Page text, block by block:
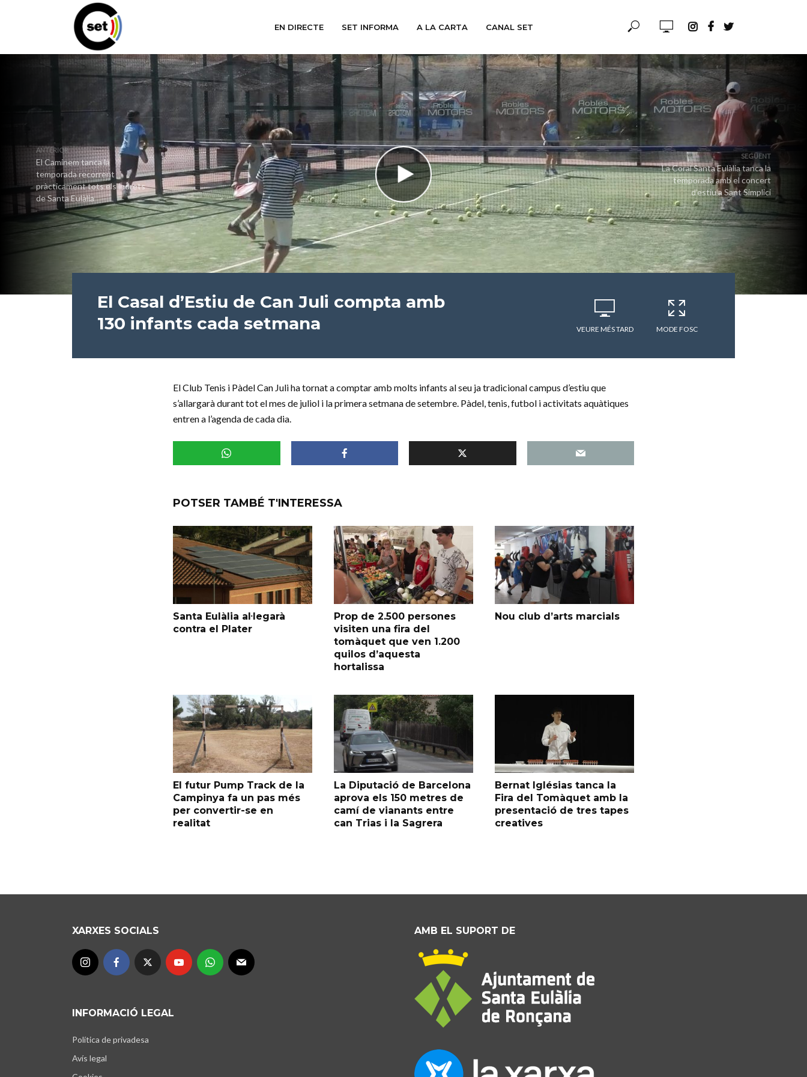
EN DIRECTE SET INFORMA A LA CARTA CANAL SET
ANTERIOR
El Caminem tanca la
temporada recorrent
pràcticament tots els indrets
de Santa Eulàlia
SEGÜENT
La Coral Santa Eulàlia tanca la
temporada amb el concert
d’estiu a Sant Simplici
El Casal d’Estiu de Can Juli compta amb
130 infants cada setmana
VEURE MÉS TARD MODE FOSC
El Club Tenis i Pàdel Can Juli ha tornat a comptar amb molts infants al seu ja tradicional campus d’estiu que
s’allargarà durant tot el mes de juliol i la primera setmana de setembre. Pàdel, tenis, futbol i activitats aquàtiques
entren a l’agenda de cada dia.
POTSER TAMBÉ T'INTERESSA
Santa Eulàlia al·legarà
contra el Plater
Prop de 2.500 persones
visiten una fira del
tomàquet que ven 1.200
quilos d’aquesta
hortalissa
Nou club d’arts marcials
El futur Pump Track de la
Campinya fa un pas més
per convertir-se en
realitat
La Diputació de Barcelona
aprova els 150 metres de
camí de vianants entre
can Trias i la Sagrera
Bernat Iglésias tanca la
Fira del Tomàquet amb la
presentació de tres tapes
creatives
XARXES SOCIALS
INFORMACIÓ LEGAL
Política de privadesa
Avís legal
AMB EL SUPORT DE